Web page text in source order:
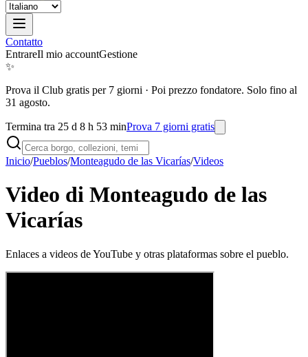
Contatto
EntrareIl mio accountGestione
✨
Prova il Club gratis per 7 giorni · Poi prezzo fondatore. Solo fino al
31 agosto.
Termina tra 25 d 8 h 53 minProva 7 giorni gratis
Inicio/Pueblos/Monteagudo de las Vicarías/Videos
Video di Monteagudo de las
Vicarías
Enlaces a videos de YouTube y otras plataformas sobre el pueblo.